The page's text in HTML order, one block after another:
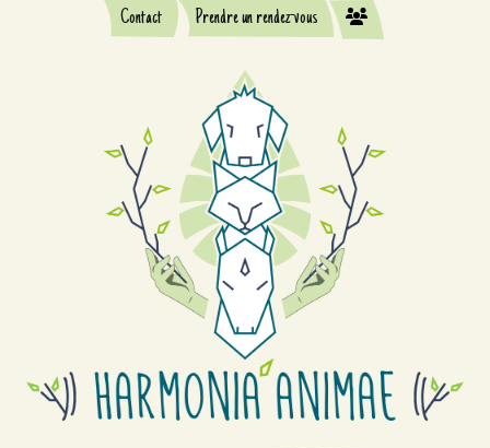
Contact Prendre un rendez-vous